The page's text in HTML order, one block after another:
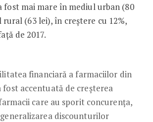
fost mai mare în mediul urban (80
(63 lei), în creștere cu 12%,
de 2017.
financiară a farmaciilor din
fost accentuată de creșterea
care au sporit concurența,
discounturilor